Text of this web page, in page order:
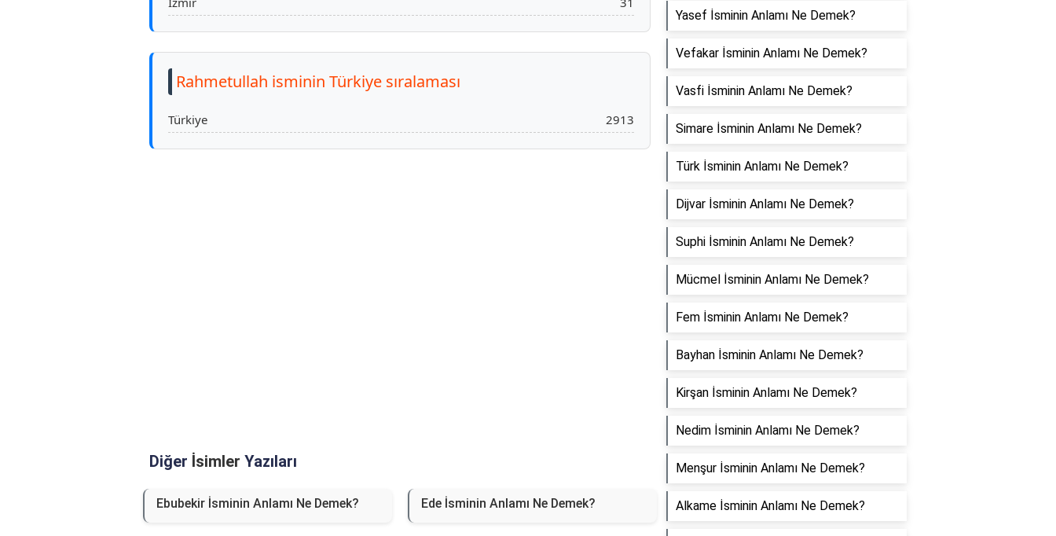
Rahmetullah isminin Türkiye sıralaması
Türkiye 2913
Diğer İsimler Yazıları
Ebubekir İsminin Anlamı Ne Demek? Ede İsminin Anlamı Ne Demek?
Yasef İsminin Anlamı Ne Demek?
Vefakar İsminin Anlamı Ne Demek?
Vasfi İsminin Anlamı Ne Demek?
Simare İsminin Anlamı Ne Demek?
Türk İsminin Anlamı Ne Demek?
Dijvar İsminin Anlamı Ne Demek?
Suphi İsminin Anlamı Ne Demek?
Mücmel İsminin Anlamı Ne Demek?
Fem İsminin Anlamı Ne Demek?
Bayhan İsminin Anlamı Ne Demek?
Kirşan İsminin Anlamı Ne Demek?
Nedim İsminin Anlamı Ne Demek?
Menşur İsminin Anlamı Ne Demek?
Alkame İsminin Anlamı Ne Demek?